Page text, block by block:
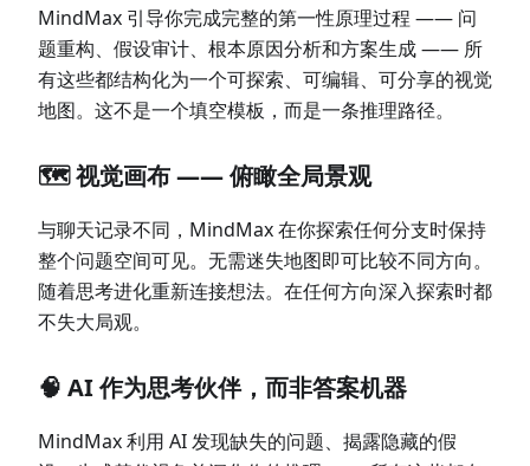
MindMax 引导你完成完整的第一性原理过程 —— 问
题重构、假设审计、根本原因分析和方案生成 —— 所
有这些都结构化为一个可探索、可编辑、可分享的视觉
地图。这不是一个填空模板，而是一条推理路径。
🗺️ 视觉画布 —— 俯瞰全局景观
与聊天记录不同，MindMax 在你探索任何分支时保持
整个问题空间可见。无需迷失地图即可比较不同方向。
随着思考进化重新连接想法。在任何方向深入探索时都
不失大局观。
🧠 AI 作为思考伙伴，而非答案机器
MindMax 利用 AI 发现缺失的问题、揭露隐藏的假